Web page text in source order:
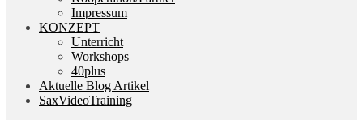
Impressum
KONZEPT
Unterricht
Workshops
40plus
Aktuelle Blog Artikel
SaxVideoTraining